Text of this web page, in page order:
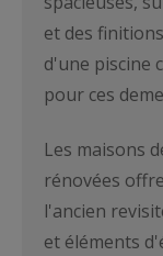
et des
d'une piscine
pour ces
Les maisons
rénovées
l'ancien
et éléments